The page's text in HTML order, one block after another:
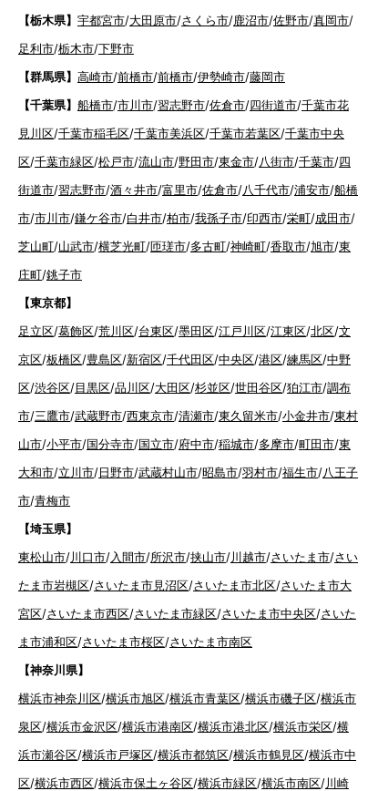
【栃木県】 宇都宮市/大田原市/さくら市/鹿沼市/佐野市/真岡市/
足利市/栃木市/下野市
【群馬県】 高崎市/前橋市/前橋市/伊勢崎市/藤岡市
【千葉県】 船橋市/市川市/習志野市/佐倉市/四街道市/千葉市花
見川区/千葉市稲毛区/千葉市美浜区/千葉市若葉区/千葉市中央
区/千葉市緑区/松戸市/流山市/野田市/東金市/八街市/千葉市/四
街道市/習志野市/酒々井市/富里市/佐倉市/八千代市/浦安市/船橋
市/市川市/鎌ケ谷市/白井市/柏市/我孫子市/印西市/栄町/成田市/
芝山町/山武市/横芝光町/匝瑳市/多古町/神崎町/香取市/旭市/東
庄町/銚子市
【東京都】
足立区/葛飾区/荒川区/台東区/墨田区/江戸川区/江東区/北区/文
京区/板橋区/豊島区/新宿区/千代田区/中央区/港区/練馬区/中野
区/渋谷区/目黒区/品川区/大田区/杉並区/世田谷区/狛江市/調布
市/三鷹市/武蔵野市/西東京市/清瀬市/東久留米市/小金井市/東村
山市/小平市/国分寺市/国立市/府中市/稲城市/多摩市/町田市/東
大和市/立川市/日野市/武蔵村山市/昭島市/羽村市/福生市/八王子
市/青梅市
【埼玉県】
東松山市/川口市/入間市/所沢市/挟山市/川越市/さいたま市/さい
たま市岩槻区/さいたま市見沼区/さいたま市北区/さいたま市大
宮区/さいたま市西区/さいたま市緑区/さいたま市中央区/さいた
ま市浦和区/さいたま市桜区/さいたま市南区
【神奈川県】
横浜市神奈川区/横浜市旭区/横浜市青葉区/横浜市磯子区/横浜市
泉区/横浜市金沢区/横浜市港南区/横浜市港北区/横浜市栄区/横
浜市瀬谷区/横浜市戸塚区/横浜市都筑区/横浜市鶴見区/横浜市中
区/横浜市西区/横浜市保土ヶ谷区/横浜市緑区/横浜市南区/川崎